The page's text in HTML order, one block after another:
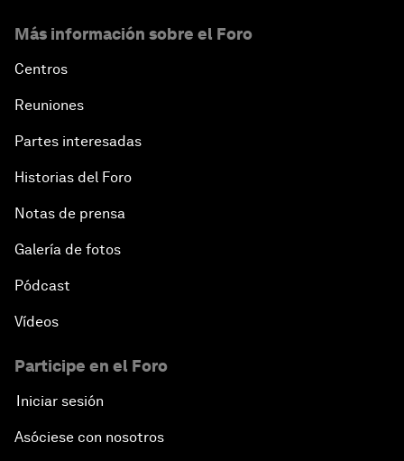
Más información sobre el Foro
Centros
Reuniones
Partes interesadas
Historias del Foro
Notas de prensa
Galería de fotos
Pódcast
Vídeos
Participe en el Foro
Iniciar sesión
Asóciese con nosotros